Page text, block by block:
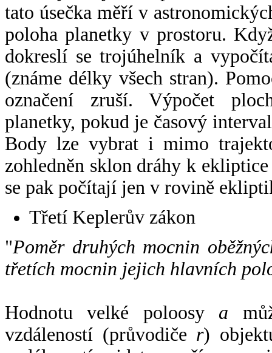
tato úsečka měří v
poloha planetky v prostoru.
dokreslí se trojúhelník a
(známe délky všech stran).
označení zruší. Výpočet
planetky, pokud je časový
Body lze vybrat i mimo
zohledněn sklon dráhy k
se pak počítají jen v rovině
Třetí Keplerův zákon
"Poměr druhých mocnin
třetích mocnin jejich hlavních
Hodnotu velké poloosy a
vzdáleností (průvodiče r)